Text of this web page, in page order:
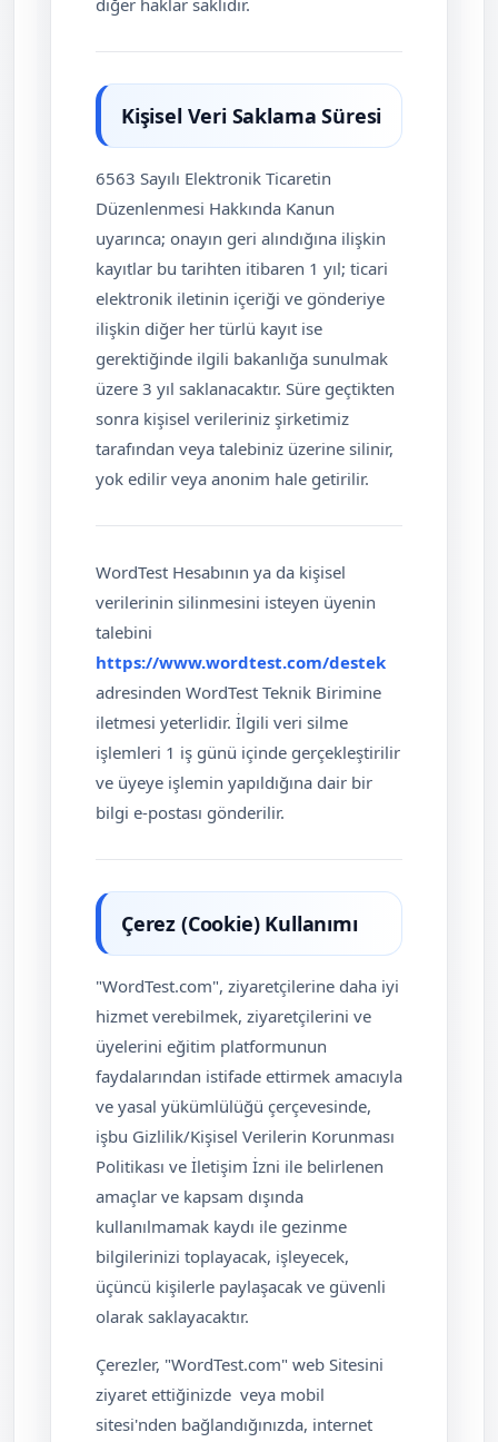
diğer haklar saklıdır.
Kişisel Veri Saklama Süresi
6563 Sayılı Elektronik Ticaretin
Düzenlenmesi Hakkında Kanun
uyarınca; onayın geri alındığına ilişkin
kayıtlar bu tarihten itibaren 1 yıl; ticari
elektronik iletinin içeriği ve gönderiye
ilişkin diğer her türlü kayıt ise
gerektiğinde ilgili bakanlığa sunulmak
üzere 3 yıl saklanacaktır. Süre geçtikten
sonra kişisel verileriniz şirketimiz
tarafından veya talebiniz üzerine silinir,
yok edilir veya anonim hale getirilir.
WordTest Hesabının ya da kişisel
verilerinin silinmesini isteyen üyenin
talebini
https://www.wordtest.com/destek
adresinden WordTest Teknik Birimine
iletmesi yeterlidir. İlgili veri silme
işlemleri 1 iş günü içinde gerçekleştirilir
ve üyeye işlemin yapıldığına dair bir
bilgi e-postası gönderilir.
Çerez (Cookie) Kullanımı
"WordTest.com", ziyaretçilerine daha iyi
hizmet verebilmek, ziyaretçilerini ve
üyelerini eğitim platformunun
faydalarından istifade ettirmek amacıyla
ve yasal yükümlülüğü çerçevesinde,
işbu Gizlilik/Kişisel Verilerin Korunması
Politikası ve İletişim İzni ile belirlenen
amaçlar ve kapsam dışında
kullanılmamak kaydı ile gezinme
bilgilerinizi toplayacak, işleyecek,
üçüncü kişilerle paylaşacak ve güvenli
olarak saklayacaktır.
Çerezler, "WordTest.com" web Sitesini
ziyaret ettiğinizde veya mobil
sitesi'nden bağlandığınızda, internet